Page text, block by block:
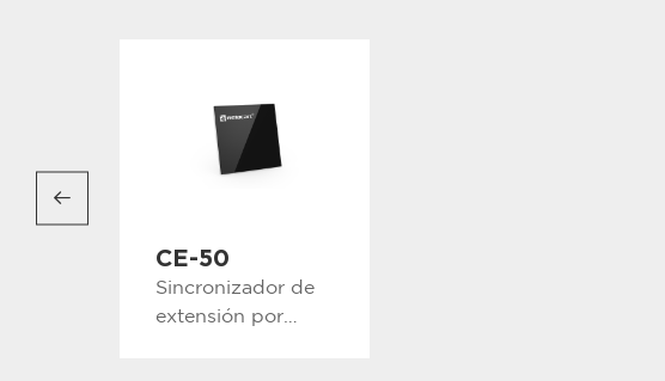
CE-50
Sincronizador de
extensión por